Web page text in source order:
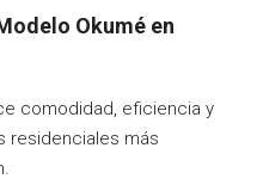
Okumé en
comodidad, eficiencia y
residenciales más